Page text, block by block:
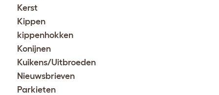
Kerst
Kippen
kippenhokken
Konijnen
Kuikens/Uitbroeden
Nieuwsbrieven
Parkieten